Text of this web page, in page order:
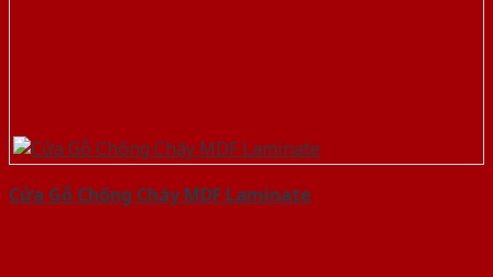
Cửa Gỗ Chống Cháy MDF Laminate